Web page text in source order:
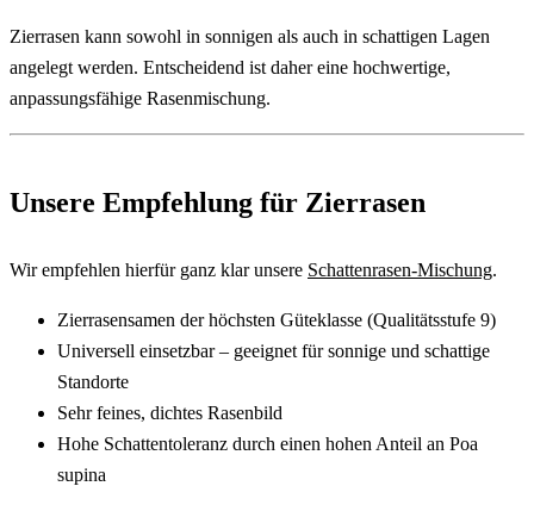
Zierrasen kann sowohl in sonnigen als auch in schattigen Lagen
angelegt werden. Entscheidend ist daher eine hochwertige,
anpassungsfähige Rasenmischung.
Unsere Empfehlung für Zierrasen
Wir empfehlen hierfür ganz klar unsere Schattenrasen-Mischung.
Zierrasensamen der höchsten Güteklasse (Qualitätsstufe 9)
Universell einsetzbar – geeignet für sonnige und schattige
Standorte
Sehr feines, dichtes Rasenbild
Hohe Schattentoleranz durch einen hohen Anteil an Poa
supina